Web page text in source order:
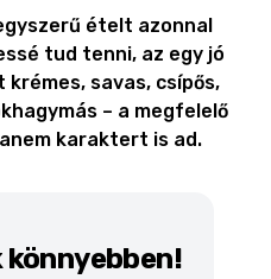
ételt azonnal
tud tenni, az egy jó
savas, csípős,
– a megfelelő
karaktert is ad.